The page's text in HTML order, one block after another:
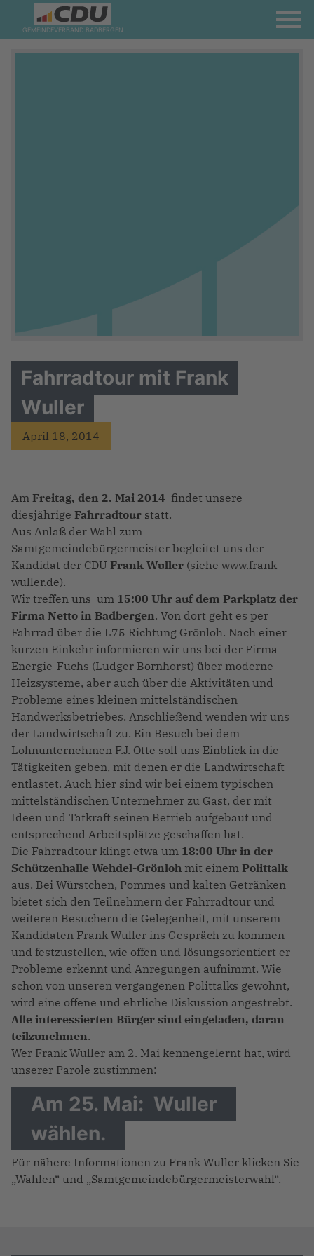
GEMEINDEVERBAND BADBERGEN
Fahrradtour mit Frank
Wuller
April 18, 2014
Am Freitag, den 2. Mai 2014 findet unsere
diesjährige Fahrradtour statt.
Aus Anlaß der Wahl zum
Samtgemeindebürgermeister begleitet uns der
Kandidat der CDU Frank Wuller (siehe www.frank-
wuller.de).
Wir treffen uns um 15:00 Uhr auf dem Parkplatz der
Firma Netto in Badbergen. Von dort geht es per
Fahrrad über die L75 Richtung Grönloh. Nach einer
kurzen Einkehr informieren wir uns bei der Firma
Energie-Fuchs (Ludger Bornhorst) über moderne
Heizsysteme, aber auch über die Aktivitäten und
Probleme eines kleinen mittelständischen
Handwerksbetriebes. Anschließend wenden wir uns
der Landwirtschaft zu. Ein Besuch bei dem
Lohnunternehmen F.J. Otte soll uns Einblick in die
Tätigkeiten geben, mit denen er die Landwirtschaft
entlastet. Auch hier sind wir bei einem typischen
mittelständischen Unternehmer zu Gast, der mit
Ideen und Tatkraft seinen Betrieb aufgebaut und
entsprechend Arbeitsplätze geschaffen hat.
Die Fahrradtour klingt etwa um 18:00 Uhr in der
Schützenhalle Wehdel-Grönloh mit einem Polittalk
aus. Bei Würstchen, Pommes und kalten Getränken
bietet sich den Teilnehmern der Fahrradtour und
weiteren Besuchern die Gelegenheit, mit unserem
Kandidaten Frank Wuller ins Gespräch zu kommen
und festzustellen, wie offen und lösungsorientiert er
Probleme erkennt und Anregungen aufnimmt. Wie
schon von unseren vergangenen Polittalks gewohnt,
wird eine offene und ehrliche Diskussion angestrebt.
Alle interessierten Bürger sind eingeladen, daran
teilzunehmen.
Wer Frank Wuller am 2. Mai kennengelernt hat, wird
unserer Parole zustimmen:
Am 25. Mai: Wuller
wählen.
Für nähere Informationen zu Frank Wuller klicken Sie
„Wahlen“ und „Samtgemeindebürgermeisterwahl“.